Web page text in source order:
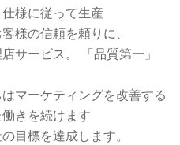
様に従って生産
様の信頼を頼りに、
サービス。 「品質第一」
マーケティングを改善する
きを続けます
目標を達成します。